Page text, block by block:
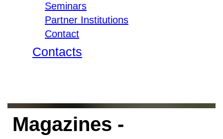
Seminars
Partner Institutions
Contact
Contacts
Magazines -